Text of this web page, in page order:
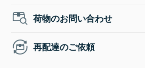
荷物のお問い合わせ
再配達のご依頼